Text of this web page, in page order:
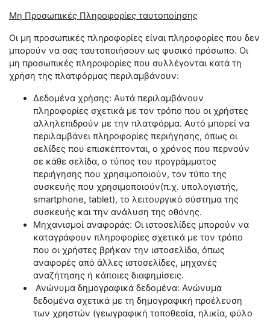
Μη Προσωπικές Πληροφορίες ταυτοποίησης
Οι μη προσωπικές πληροφορίες είναι πληροφορίες που δεν
μπορούν να σας ταυτοποιήσουν ως φυσικό πρόσωπο. Οι
μη προσωπικές πληροφορίες που συλλέγονται κατά τη
χρήση της πλατφόρμας περιλαμβάνουν:
Δεδομένα χρήσης: Αυτά περιλαμβάνουν
πληροφορίες σχετικά με τον τρόπο που οι χρήστες
αλληλεπιδρούν με την πλατφόρμα. Αυτό μπορεί να
περιλαμβάνει πληροφορίες περιήγησης, όπως οι
σελίδες που επισκέπτονται, ο χρόνος που περνούν
σε κάθε σελίδα, ο τύπος του προγράμματος
περιήγησης που χρησιμοποιούν, τον τύπο της
συσκευής που χρησιμοποιούν(π.χ. υπολογιστής,
smartphone, tablet), το λειτουργικό σύστημα της
συσκευής και την ανάλυση της οθόνης.
Μηχανισμοί αναφοράς: Οι ιστοσελίδες μπορούν να
καταγράφουν πληροφορίες σχετικά με τον τρόπο
που οι χρήστες βρήκαν την ιστοσελίδα, όπως
αναφορές από άλλες ιστοσελίδες, μηχανές
αναζήτησης ή κάποιες διαφημίσεις.
Ανώνυμα δημογραφικά δεδομένα: Ανώνυμα
δεδομένα σχετικά με τη δημογραφική προέλευση
των χρηστών (γεωγραφική τοποθεσία, ηλικία, φύλο